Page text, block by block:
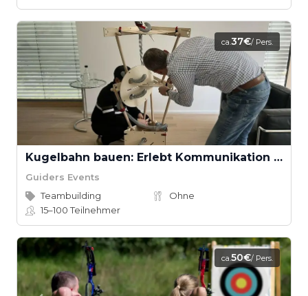
ca.37€/ Pers.
Kugelbahn bauen: Erlebt Kommunikation und Teamarbeit
Guiders Events
Teambuilding
Ohne
15–100Teilnehmer
ca.50€/ Pers.